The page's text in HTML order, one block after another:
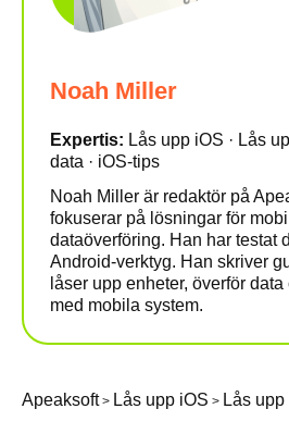
Noah Miller
Expertis: Lås upp iOS · Lås
data · iOS-tips
Noah Miller är redaktör på
fokuserar på lösningar för
dataöverföring. Han har testat
Android-verktyg. Han skriver
låser upp enheter, överför
med mobila system.
Apeaksoft> Lås upp iOS > Lås